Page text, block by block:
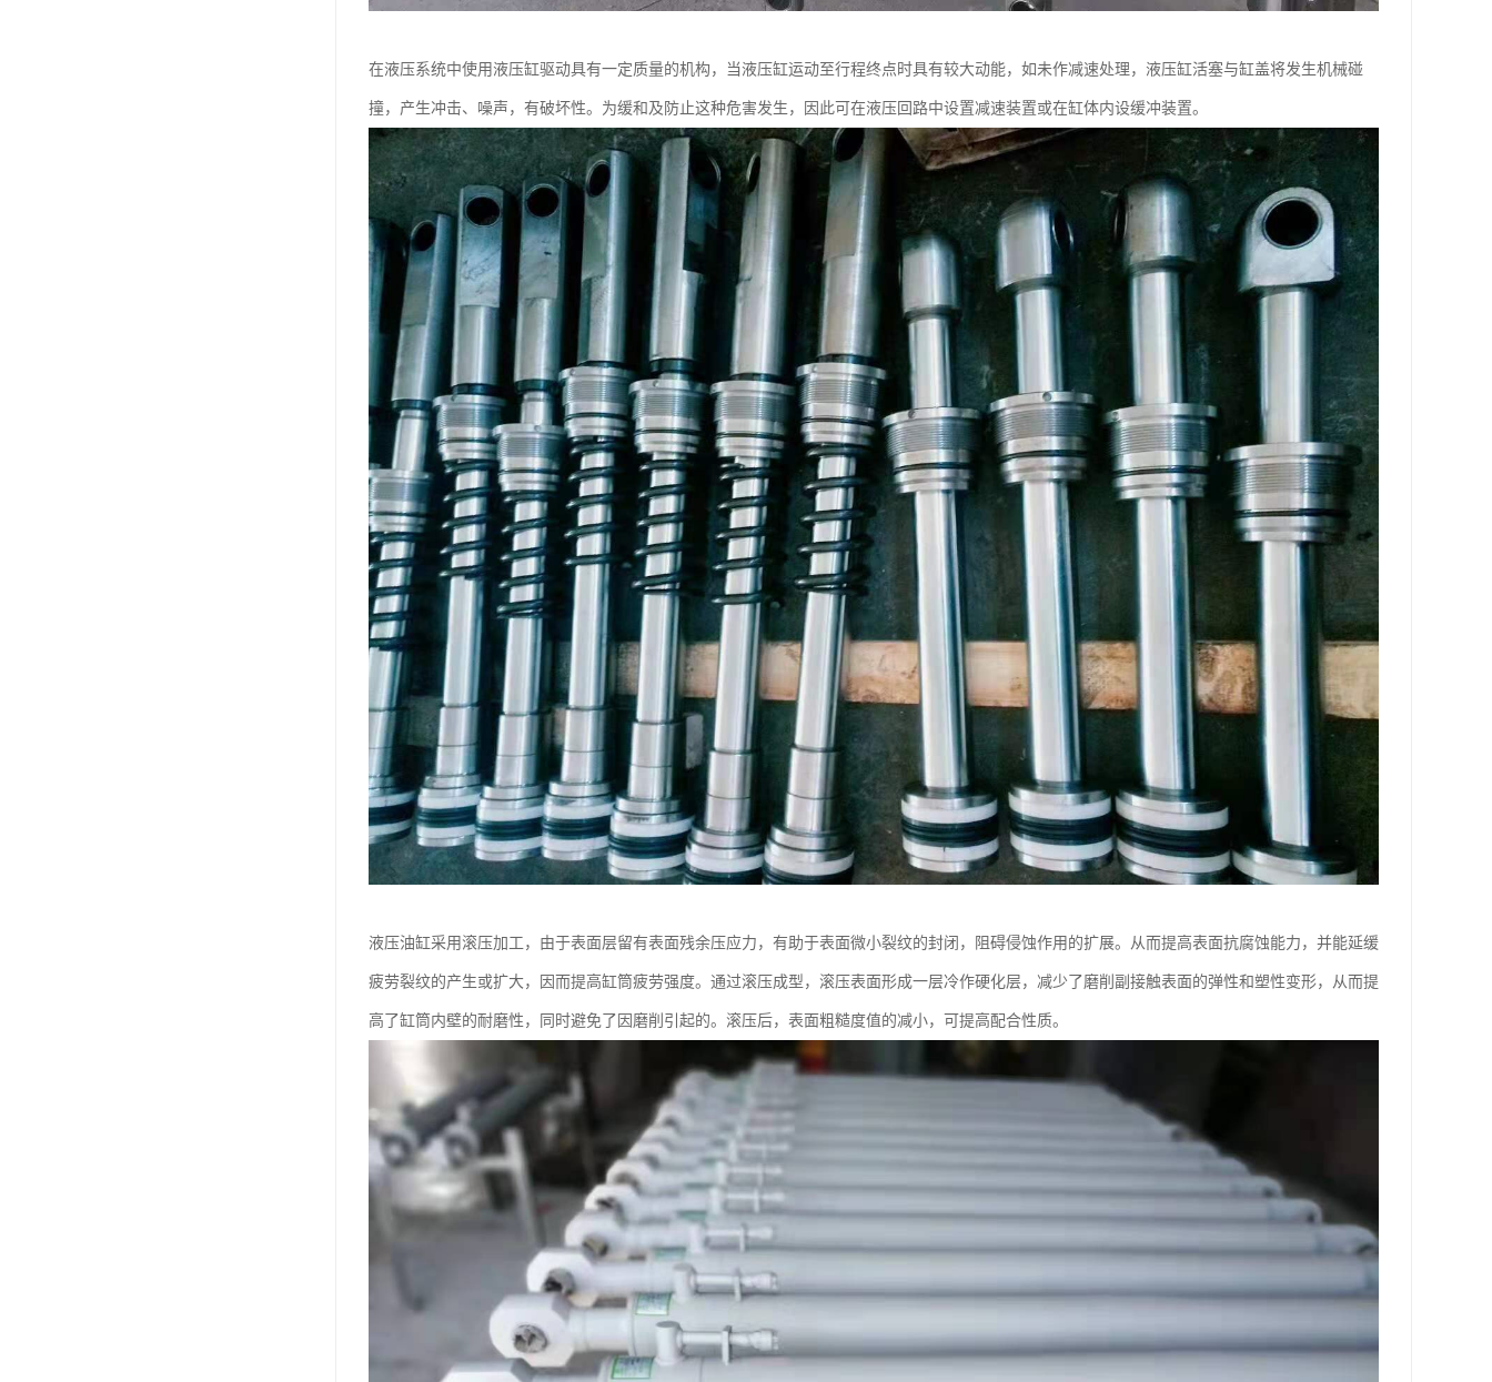
在液压系统中使用液压缸驱动具有一定质量的机构，当液压缸运动至行程终点时具有较大动能，如未作减速处理，液压缸活塞与缸盖将发生机械碰
撞，产生冲击、噪声，有破坏性。为缓和及防止这种危害发生，因此可在液压回路中设置减速装置或在缸体内设缓冲装置。
液压油缸采用滚压加工，由于表面层留有表面残余压应力，有助于表面微小裂纹的封闭，阻碍侵蚀作用的扩展。从而提高表面抗腐蚀能力，并能延缓
疲劳裂纹的产生或扩大，因而提高缸筒疲劳强度。通过滚压成型，滚压表面形成一层冷作硬化层，减少了磨削副接触表面的弹性和塑性变形，从而提
高了缸筒内壁的耐磨性，同时避免了因磨削引起的。滚压后，表面粗糙度值的减小，可提高配合性质。